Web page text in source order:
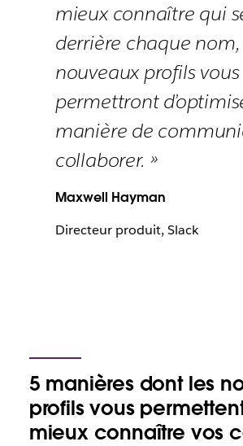
mieux connaître qui
derrière chaque
nouveaux profils vous
permettront
manière de
collaborer. »
Maxwell Hayman
Directeur produit, Slack
5 manières dont les
profils vous
mieux connaître vos